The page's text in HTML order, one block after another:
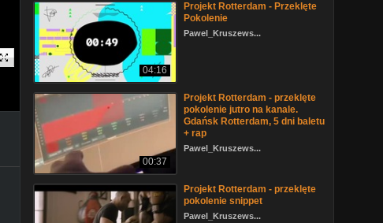
04:16
Projekt Rotterdam - Przeklęte
Pokolenie
Pawel_Kruszews...
00:37
Projekt Rotterdam - przeklęte
pokolenie jutro na kanale.
Gdańsk Rotterdam, 5 dni baletu
+ rap
Pawel_Kruszews...
Projekt Rotterdam - przeklęte
pokolenie snippet
Pawel_Kruszews...